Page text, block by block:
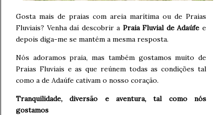
Gosta mais de praias com areia marítima ou de Praias
Fluviais? Venha daí descobrir a Praia Fluvial de Adaúfee
depois diga-me se mantém a mesma resposta.
Nós adoramos praia, mas também gostamos muito de
Praias Fluviais e as que reúnem todas as condições tal
como a de Adaúfe cativam o nosso coração.
Tranquilidade, diversão e aventura, tal como nós
gostamos